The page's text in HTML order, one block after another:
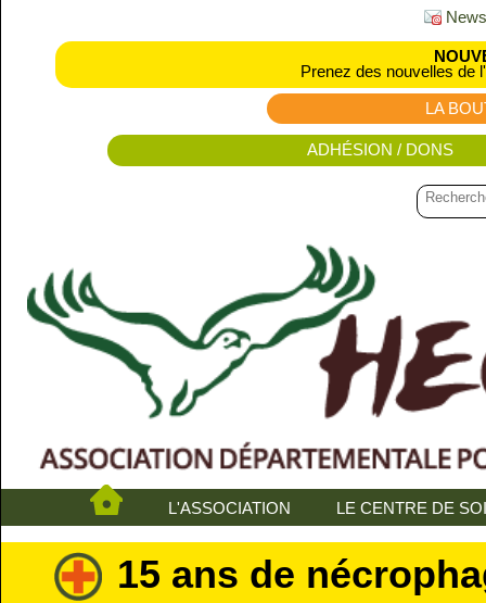
Prenez des nouvelles de
LA
ADHÉSION / DONS
L'ASSOCIATION LE CENTRE DE
15 ans de